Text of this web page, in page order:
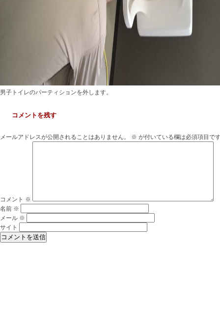
男子トイレのパーティションを外します。
コメントを残す
メールアドレスが公開されることはありません。 ※ が付いている欄は必須項目で
コメント ※
名前 ※
メール ※
サイト